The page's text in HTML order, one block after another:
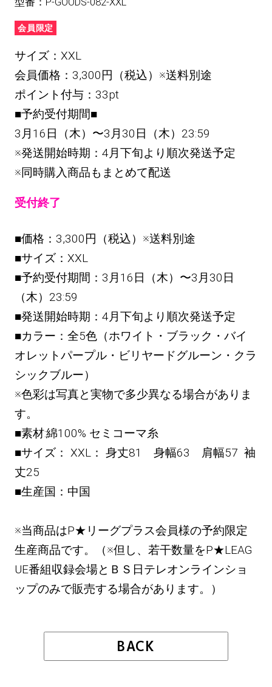
会員限定
サイズ：XXL
会員価格：3,300円（税込）※送料別途
ポイント付与：33pt
■予約受付期間■
3月16日（木）〜3月30日（木）23:59
※発送開始時期：4月下旬より順次発送予定
※同時購入商品もまとめて配送
受付終了
■価格：3,300円（税込）※送料別途
■サイズ：XXL
■予約受付期間：3月16日（木）〜3月30日
（木）23:59
■発送開始時期：4月下旬より順次発送予定
■カラー：全5色（ホワイト・ブラック・バイ
オレットパープル・ビリヤードグルーン・クラ
シックブルー）
※色彩は写真と実物で多少異なる場合がありま
す。
■素材:綿100% セミコーマ糸
■サイズ： XXL： 身丈81 身幅63 肩幅57 袖
丈25
■生産国：中国
※当商品はP★リーグプラス会員様の予約限定
生産商品です。（※但し、若干数量をP★LEAG
UE番組収録会場とＢＳ日テレオンラインショ
ップのみで販売する場合があります。）
BACK